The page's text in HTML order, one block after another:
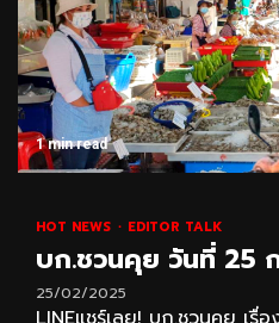
1 min read
HOT NEWS EDITOR TALK
บก.ชวนคุย วันที่ 25
25/02/2025